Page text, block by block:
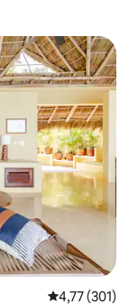
Gemiddelde
4,77 (301)